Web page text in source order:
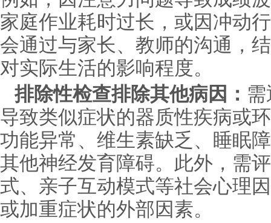
家庭作业耗时过长，或因冲动
会通过与家长、教师的沟通，
对实际生活的影响程度。
排除性检查排除其他病因：
导致类似症状的器质性疾病或
功能异常、维生素缺乏、睡眠
其他神经发育障碍。此外，需
式、亲子互动模式等社会心理
或加重症状的外部因素。